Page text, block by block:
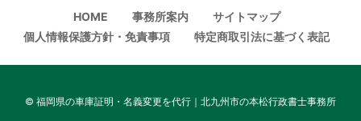
HOME 事務所案内
サイトマップ
個人情報保護方針・免責事項
特定商取引法に基づく表記
© 福岡県の車庫証明・名義変更を代行｜北九州市の本松行政書士事務所